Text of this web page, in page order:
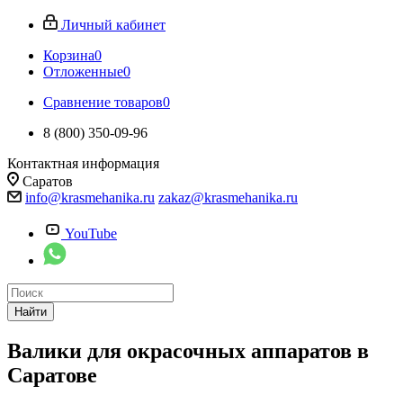
Личный кабинет
Корзина0
Отложенные0
Сравнение товаров0
8 (800) 350-09-96
Контактная информация
Саратов
info@krasmehanika.ru zakaz@krasmehanika.ru
YouTube
Найти
Валики для окрасочных аппаратов в
Саратове